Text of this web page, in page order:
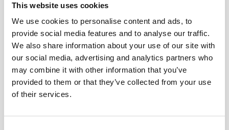
This website uses cookies
We use cookies to personalise content and ads, to
provide social media features and to analyse our traffic.
We also share information about your use of our site with
our social media, advertising and analytics partners who
may combine it with other information that you’ve
provided to them or that they’ve collected from your use
of their services.
Kontakt & öppettider